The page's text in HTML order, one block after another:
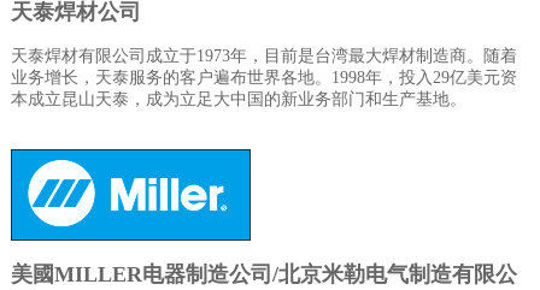
天泰焊材公司
天泰焊材有限公司成立于1973年，目前是台湾最大焊材制造商。随着
业务增长，天泰服务的客户遍布世界各地。 1998年，投入29亿美元资
本成立昆山天泰，成为立足大中国的新业务部门和生产基地。
美國MILLER电器制造公司/北京米勒电气制造有限公